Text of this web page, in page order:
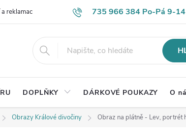
735 966 384 Po-Pá 9-14
reklamace Časté otázky Obch. podmínky
DOPLŇKY DÁRKOVÉ POUKAZY O
Obrazy Králové divočiny Obraz na plátně - Lev, portrét